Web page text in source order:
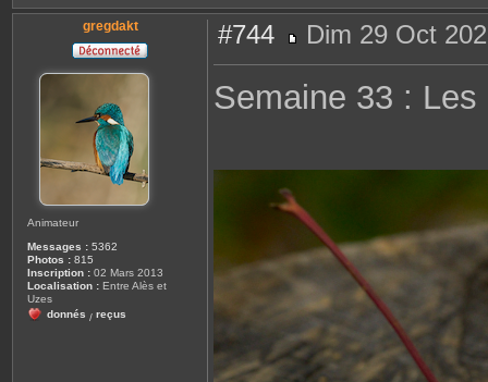
gregdakt
Animateur
Messages : 5362
Photos : 815
Inscription : 02 Mars 2013
Localisation : Entre Alès et
Uzes
donnés / reçus
#744
e
Dim 29 Oct
Semaine 33 :